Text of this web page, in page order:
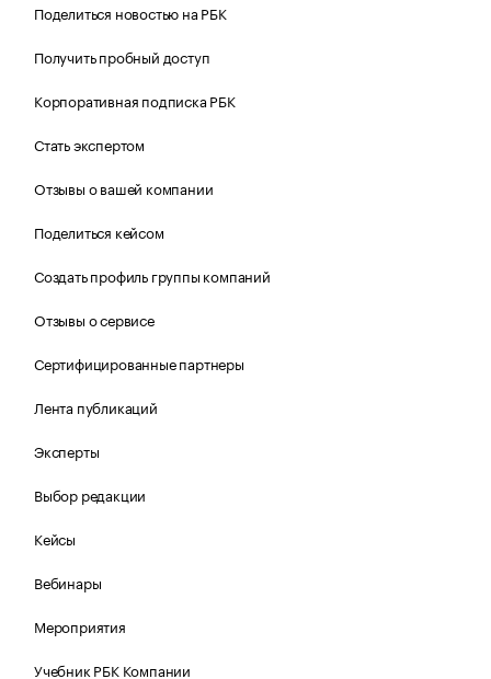
Поделиться новостью на РБК
Получить пробный доступ
Корпоративная подписка РБК
Стать экспертом
Отзывы о вашей компании
Поделиться кейсом
Создать профиль группы компаний
Отзывы о сервисе
Сертифицированные партнеры
Лента публикаций
Эксперты
Выбор редакции
Кейсы
Вебинары
Мероприятия
Учебник РБК Компании